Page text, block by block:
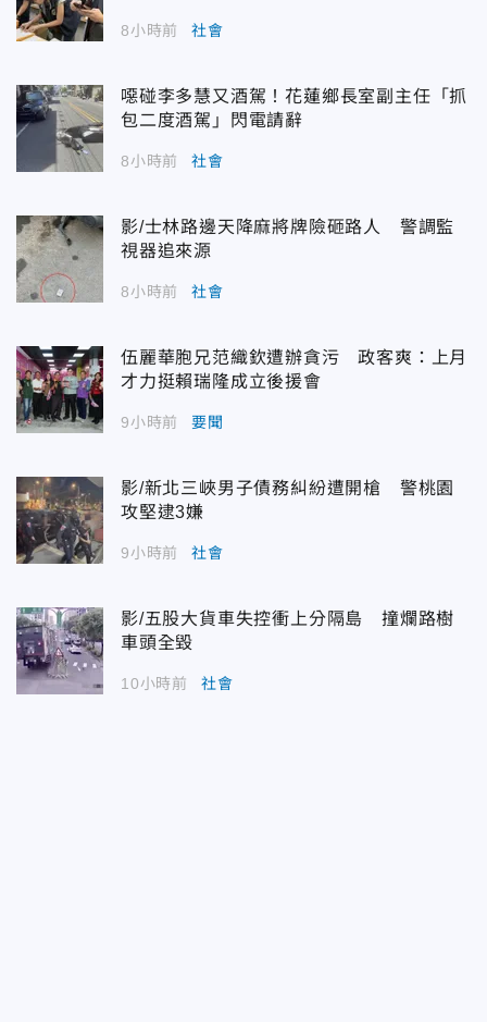
8小時前 社會
噁碰李多慧又酒駕！花蓮鄉長室副主任「抓
包二度酒駕」閃電請辭
8小時前 社會
影/士林路邊天降麻將牌險砸路人 警調監
視器追來源
8小時前 社會
伍麗華胞兄范織欽遭辦貪污 政客爽：上月
才力挺賴瑞隆成立後援會
9小時前 要聞
影/新北三峽男子債務糾紛遭開槍 警桃園
攻堅逮3嫌
9小時前 社會
影/五股大貨車失控衝上分隔島 撞爛路樹
車頭全毀
10小時前 社會